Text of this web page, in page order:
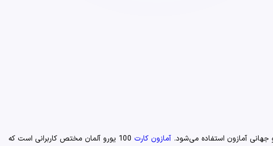
آمازون کارت
100 یورو آلمان مختص کاربرانی است که